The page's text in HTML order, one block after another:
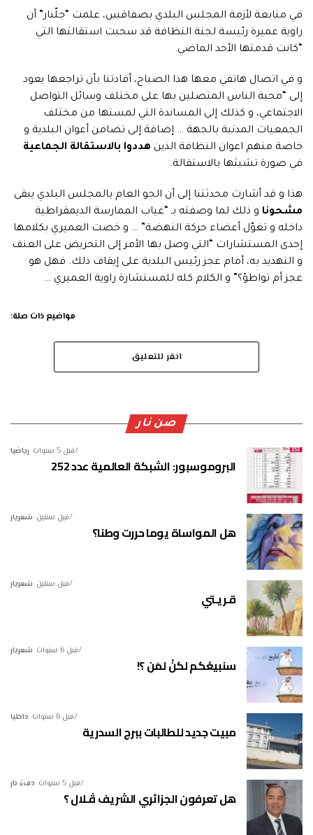
في متابعة لأزمة المجلس البلدي بصفاقس، علمت “جلّنار” أن
راوية عميرة رئيسة لجنة النظافة قد سحبت استقالتها التي
“كانت قدمتها الأحد الماضي.
و في اتصال هاتفي معها هذا الصباح، أفادتنا بأن تراجعها يعود
إلى “محبة الناس المتصلين بها على مختلف وسائل التواصل
الاجتماعي، و كذلك إلى المساندة التي لمستها من مختلف
الجمعيات المدنية بالجهة … إضافة إلى تضامن أعوان البلدية و
خاصة منهم اعوان النظافة الذين هددوا بالاستقالة الجماعية
في صورة تشبثها بالاستقالة.
هذا و قد أشارت محدثتنا إلى أن الجو العام بالمجلس البلدي يبقى
مشحونا و ذلك لما وصفته بـ “غياب الممارسة الديمقراطية
داخله و تغوّل أعضاء حركة النهضة” … و خصت العميري بكلامها
إحدى المستشارات “التي وصل بها الأمر إلى التحريض على العنف
و التهديد به، أمام عجز رئيس البلدية على إيقاف ذلك. فهل هو
عجز أم تواطؤ؟” و الكلام كله للمستشارة راوية العميري …
مواضيع ذات صلة:
انقر للتعليق
صن نار
رياضيا قبل 5 سنوات
البروموسبور: الشبكة العالمية عدد 252
شعريار قبل سنتين
هل المواساة يوما حررت وطنا؟
شعريار قبل سنتين
قـريـتي
شعريار قبل 6 سنوات
سنبيعُكم لكنْ لمَن ؟!
داخليا قبل 6 سنوات
مبيت جديد للطالبات ببرج السدرية
دفءُ نار قبل 5 سنوات
هل تعرفون الجزائري الشريف ڤـلال ؟